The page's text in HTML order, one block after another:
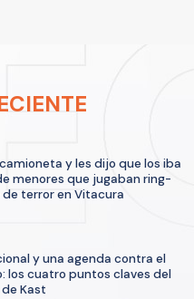
y les dijo que los iba
menores que jugaban ring-
terror en Vitacura
y una agenda contra el
los cuatro puntos claves del
Kast